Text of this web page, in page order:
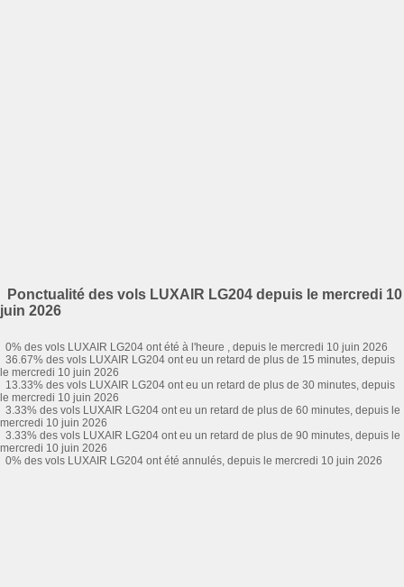
Ponctualité des vols LUXAIR LG204 depuis le mercredi 10
juin 2026
0% des vols LUXAIR LG204 ont été à l'heure , depuis le mercredi 10 juin 2026
36.67% des vols LUXAIR LG204 ont eu un retard de plus de 15 minutes, depuis
le mercredi 10 juin 2026
13.33% des vols LUXAIR LG204 ont eu un retard de plus de 30 minutes, depuis
le mercredi 10 juin 2026
3.33% des vols LUXAIR LG204 ont eu un retard de plus de 60 minutes, depuis le
mercredi 10 juin 2026
3.33% des vols LUXAIR LG204 ont eu un retard de plus de 90 minutes, depuis le
mercredi 10 juin 2026
0% des vols LUXAIR LG204 ont été annulés, depuis le mercredi 10 juin 2026